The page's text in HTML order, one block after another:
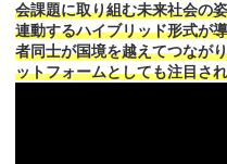
会課題に取り組む未来社会の
連動するハイブリッド形式が
者同士が国境を越えてつなが
ットフォームとしても注目さ